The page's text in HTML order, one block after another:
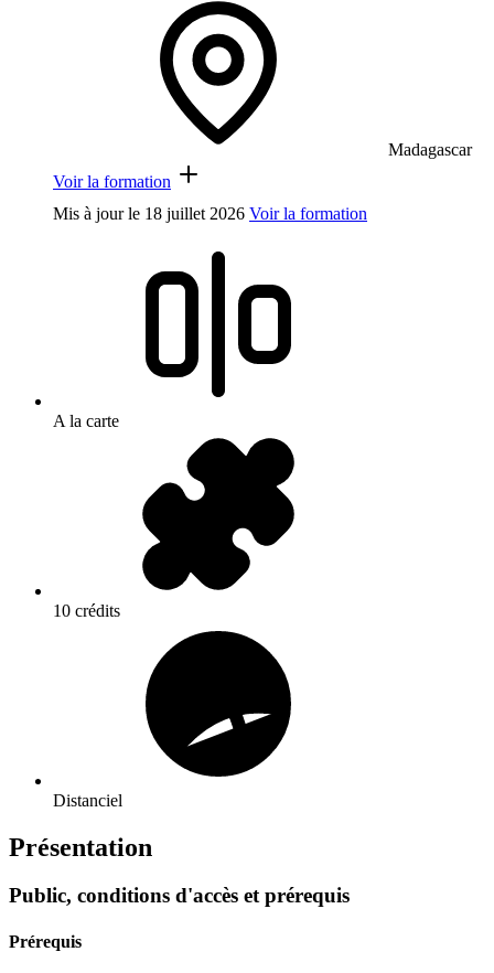
Madagascar
Voir la formation
Mis à jour le 18 juillet 2026 Voir la formation
A la carte
10 crédits
Distanciel
Présentation
Public, conditions d'accès et prérequis
Prérequis